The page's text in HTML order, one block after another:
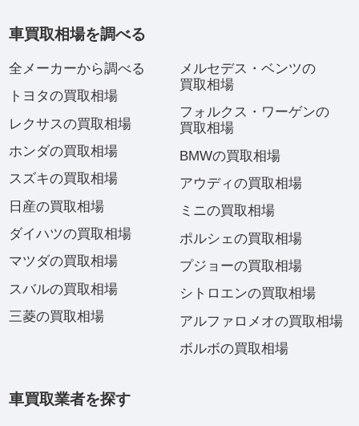
車買取相場を調べる
全メーカーから調べる
トヨタの買取相場
レクサスの買取相場
ホンダの買取相場
スズキの買取相場
日産の買取相場
ダイハツの買取相場
マツダの買取相場
スバルの買取相場
三菱の買取相場
メルセデス・ベンツの
買取相場
フォルクス・ワーゲンの
買取相場
BMWの買取相場
アウディの買取相場
ミニの買取相場
ポルシェの買取相場
プジョーの買取相場
シトロエンの買取相場
アルファロメオの買取相場
ボルボの買取相場
車買取業者を探す